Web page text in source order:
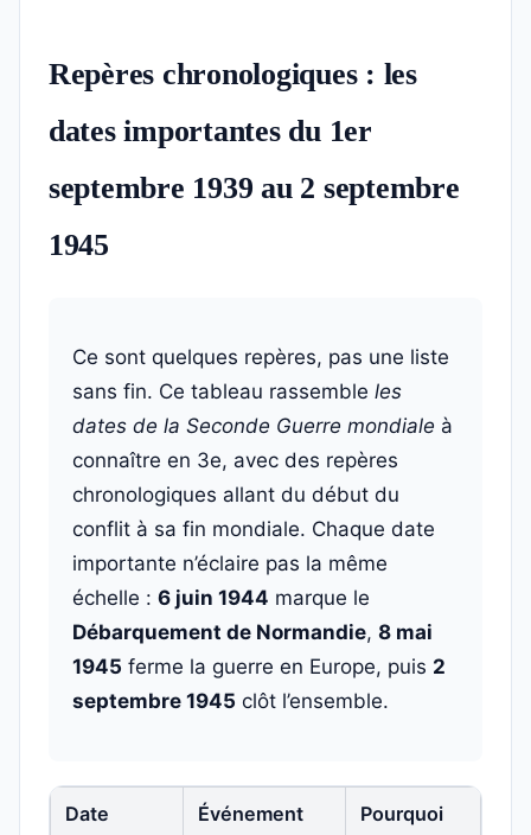
Repères chronologiques : les
dates importantes du 1er
septembre 1939 au 2 septembre
1945
Ce sont quelques repères, pas une liste
sans fin. Ce tableau rassemble les
dates de la Seconde Guerre mondiale à
connaître en 3e, avec des repères
chronologiques allant du début du
conflit à sa fin mondiale. Chaque date
importante n’éclaire pas la même
échelle : 6 juin 1944 marque le
Débarquement de Normandie, 8 mai
1945 ferme la guerre en Europe, puis 2
septembre 1945 clôt l’ensemble.
Date Événement
Pourquoi